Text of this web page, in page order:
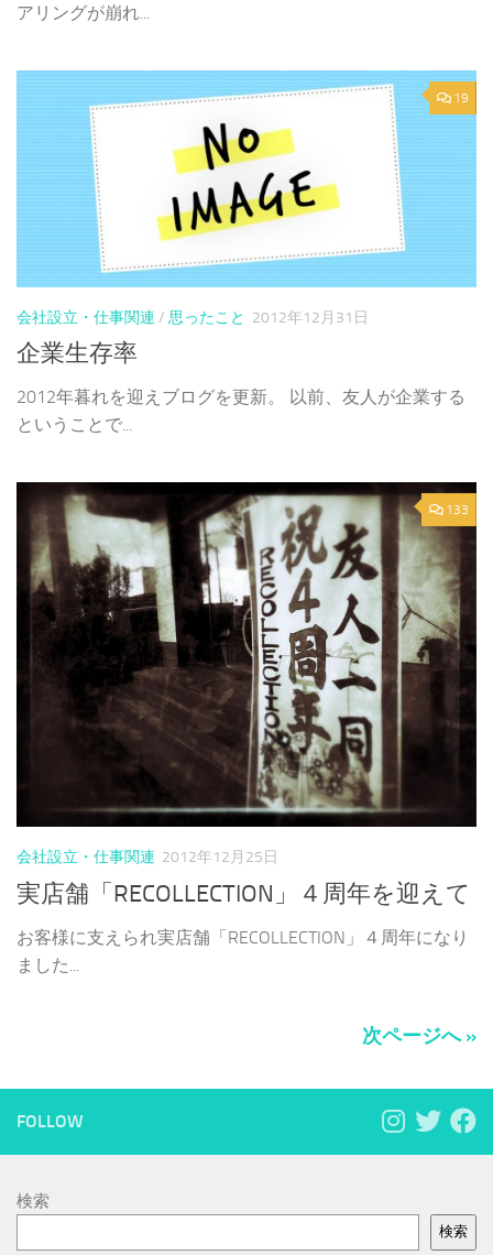
アリングが崩れ...
19
会社設立・仕事関連 / 思ったこと 2012年12月31日
企業生存率
2012年暮れを迎えブログを更新。 以前、友人が企業する
ということで...
133
会社設立・仕事関連 2012年12月25日
実店舗「RECOLLECTION」４周年を迎えて
お客様に支えられ実店舗「RECOLLECTION」４周年になり
ました...
次ページへ »
FOLLOW
検索
検索